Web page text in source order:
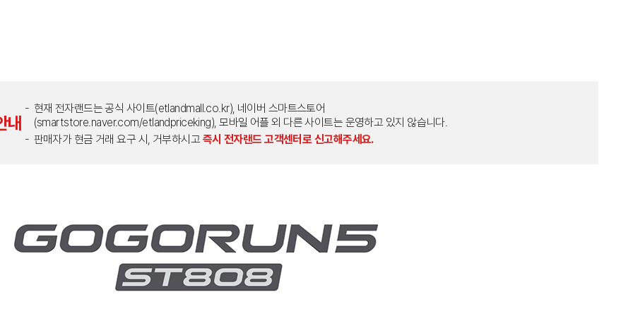
내
현재 전자랜드는 공식 사이트(etlandmall.co.kr), 네이버 스마트스토어
(smartstore.naver.com/etlandpriceking), 모바일 어플 외 다른 사이트는 운영하고 있지 않습니다.
판매자가 현금 거래 요구 시, 거부하시고 즉시 전자랜드 고객센터로 신고해주세요.